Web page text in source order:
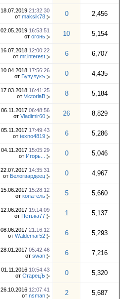
18.07.2019 21:32:30
от maksik78 0 2,456
02.05.2019 16:53:51
от огонь 10 5,154
16.07.2018 12:00:22
от mr.interest 6 6,707
10.04.2018 17:56:26
от Бузулукъ 0 4,435
17.03.2018 16:41:25
от VictoriaB 8 5,184
06.11.2017 06:48:56
от Vladimir60 26 8,829
05.11.2017 17:49:43
от texno4819 6 5,286
04.11.2017 15:05:29
от Игорь... 0 5,046
22.07.2017 14:35:31
от Белогвардеец 0 4,967
15.06.2017 15:28:12
от копатель 5 5,660
12.06.2017 19:14:09
от Петька77 1 5,137
08.06.2017 21:16:12
от Waldemar52 6 5,293
28.01.2017 05:42:46
от swan 6 7,216
01.11.2016 10:54:43
от СтарецЪ 0 5,320
26.10.2016 12:07:41
от nsman 2 5,687